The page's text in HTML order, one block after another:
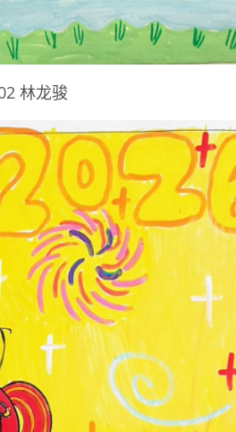
林龙骏